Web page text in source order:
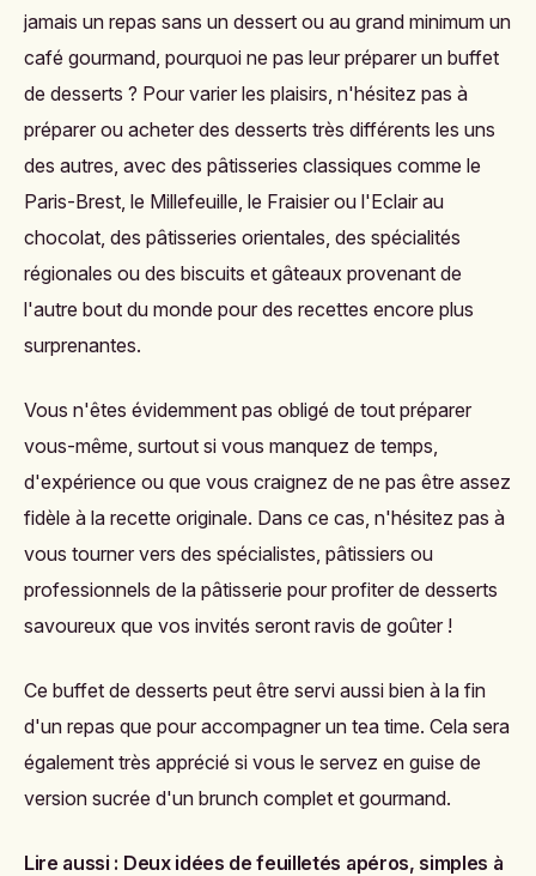
jamais un repas sans un dessert ou au grand minimum un
café gourmand, pourquoi ne pas leur préparer un buffet
de desserts ? Pour varier les plaisirs, n'hésitez pas à
préparer ou acheter des desserts très différents les uns
des autres, avec des pâtisseries classiques comme le
Paris-Brest, le Millefeuille, le Fraisier ou l'Eclair au
chocolat, des pâtisseries orientales, des spécialités
régionales ou des biscuits et gâteaux provenant de
l'autre bout du monde pour des recettes encore plus
surprenantes.
Vous n'êtes évidemment pas obligé de tout préparer
vous-même, surtout si vous manquez de temps,
d'expérience ou que vous craignez de ne pas être assez
fidèle à la recette originale. Dans ce cas, n'hésitez pas à
vous tourner vers des spécialistes, pâtissiers ou
professionnels de la pâtisserie pour profiter de desserts
savoureux que vos invités seront ravis de goûter !
Ce buffet de desserts peut être servi aussi bien à la fin
d'un repas que pour accompagner un tea time. Cela sera
également très apprécié si vous le servez en guise de
version sucrée d'un brunch complet et gourmand.
Lire aussi : Deux idées de feuilletés apéros, simples à